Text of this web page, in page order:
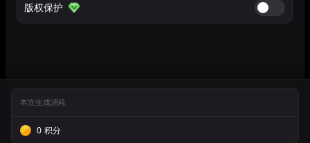
版权保护 版权保护
本次生成消耗
0 积分